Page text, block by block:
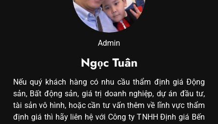
Admin
Ngọc Tuân
Nếu quý khách hàng có nhu cầu thẩm định giá Động
sản, Bất động sản, giá trị doanh nghiệp, dự án đầu tư,
tài sản vô hình, hoặc cần tư vấn thêm về lĩnh vực thẩm
định giá thì hãy liên hệ với Công ty TNHH Định giá Bến